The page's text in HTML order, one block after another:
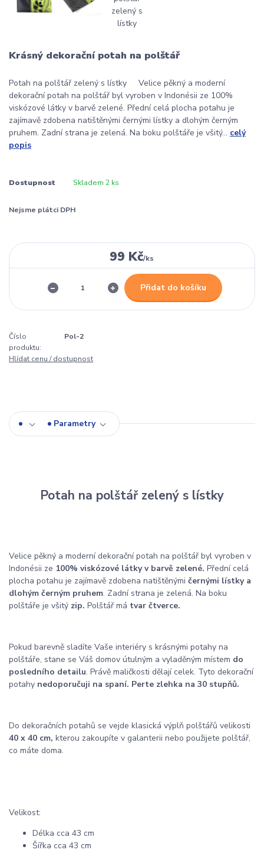
Krásný dekorační potah na polštář
Potah na polštář zelený s lístky Velice pěkný a moderní
dekorační potah na polštář byl vyroben v Indonésii ze 100%
viskózové látky v barvě zelené. Přední celá plocha potahu je
zajímavě zdobena natištěnými černými lístky a dlohým černým
pruhem. Zadní strana je zelená. Na boku polštáře je všitý... celý
popis
Dostupnost Skladem 2 ks
Nejsme plátci DPH
99 Kč/ks
Přidat do košíku
Číslo
produktu:
Pol-2
Hlídat cenu / dostupnost
Parametry
Potah na polštář zelený s lístky
Velice pěkný a moderní dekorační potah na polštář byl vyroben v
Indonésii ze 100% viskózové látky v barvě zelené. Přední celá
plocha potahu je zajímavě zdobena natištěnými černými lístky a
dlohým černým pruhem. Zadní strana je zelená. Na boku
polštáře je všitý zip. Polštář má tvar čtverce.
Pokud barevně sladíte Vaše interiéry s krásnými potahy na
polštáře, stane se Váš domov útulným a vyladěným místem do
posledního detailu. Právě maličkosti dělají celek. Tyto dekorační
potahy nedoporučuji na spaní. Perte zlehka na 30 stupňů.
Do dekoračních potahů se vejde klasická výplň polštářů velikosti
40 x 40 cm, kterou zakoupíte v galanterii nebo použijete polštář,
co máte doma.
Velikost:
Délka cca 43 cm
Šířka cca 43 cm